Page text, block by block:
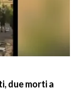
due morti a